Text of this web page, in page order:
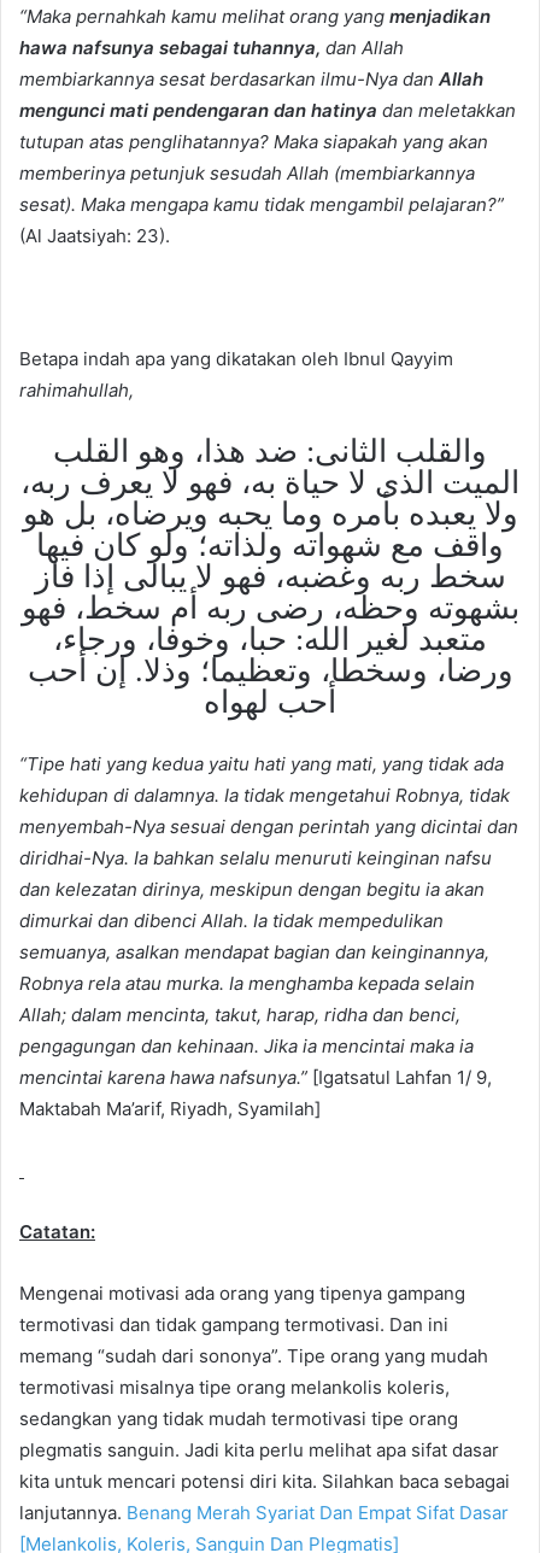
“Maka pernahkah kamu melihat orang yang menjadikan
hawa nafsunya sebagai tuhannya, dan Allah
membiarkannya sesat berdasarkan ilmu-Nya dan Allah
mengunci mati pendengaran dan hatinya dan meletakkan
tutupan atas penglihatannya? Maka siapakah yang akan
memberinya petunjuk sesudah Allah (membiarkannya
sesat). Maka mengapa kamu tidak mengambil pelajaran?”
(Al Jaatsiyah: 23).
Betapa indah apa yang dikatakan oleh Ibnul Qayyim
rahimahullah,
والقلب الثانى: ضد هذا، وهو القلب
الميت الذى لا حياة به، فهو لا يعرف ربه،
ولا يعبده بأمره وما يحبه ويرضاه، بل هو
واقف مع شهواته ولذاته؛ ولو كان فيها
سخط ربه وغضبه، فهو لا يبالى إذا فاز
بشهوته وحظه، رضى ربه أم سخط، فهو
متعبد لغير الله: حبا، وخوفا، ورجاء،
ورضا، وسخطا، وتعظيما؛ وذلا. إن أحب
أحب لهواه
“Tipe hati yang kedua yaitu hati yang mati, yang tidak ada
kehidupan di dalamnya. Ia tidak mengetahui Robnya, tidak
menyembah-Nya sesuai dengan perintah yang dicintai dan
diridhai-Nya. Ia bahkan selalu menuruti keinginan nafsu
dan kelezatan dirinya, meskipun dengan begitu ia akan
dimurkai dan dibenci Allah. Ia tidak mempedulikan
semuanya, asalkan mendapat bagian dan keinginannya,
Robnya rela atau murka. Ia menghamba kepada selain
Allah; dalam mencinta, takut, harap, ridha dan benci,
pengagungan dan kehinaan. Jika ia mencintai maka ia
mencintai karena hawa nafsunya.” [Igatsatul Lahfan 1/ 9,
Maktabah Ma’arif, Riyadh, Syamilah]
Catatan:
Mengenai motivasi ada orang yang tipenya gampang
termotivasi dan tidak gampang termotivasi. Dan ini
memang “sudah dari sononya”. Tipe orang yang mudah
termotivasi misalnya tipe orang melankolis koleris,
sedangkan yang tidak mudah termotivasi tipe orang
plegmatis sanguin. Jadi kita perlu melihat apa sifat dasar
kita untuk mencari potensi diri kita. Silahkan baca sebagai
lanjutannya. Benang Merah Syariat Dan Empat Sifat Dasar
[Melankolis, Koleris, Sanguin Dan Plegmatis]